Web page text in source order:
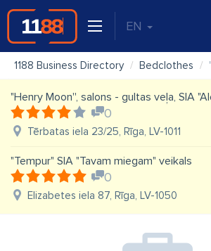
EN
1188 Business Directory Bedclothes
"Henry Moon'', salons - gultas veļa, SIA
0
Tērbatas iela 23/25, Rīga, LV-1011
"Tempur" SIA "Tavam miegam" veikals
0
Elizabetes iela 87, Rīga, LV-1050